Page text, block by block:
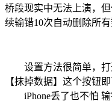
桥段现实中无法上演，
续输错10次自动删除所有
设置方法很简单，打
【抹掉数据】这个按钮
iPhone丢了也不怕 输